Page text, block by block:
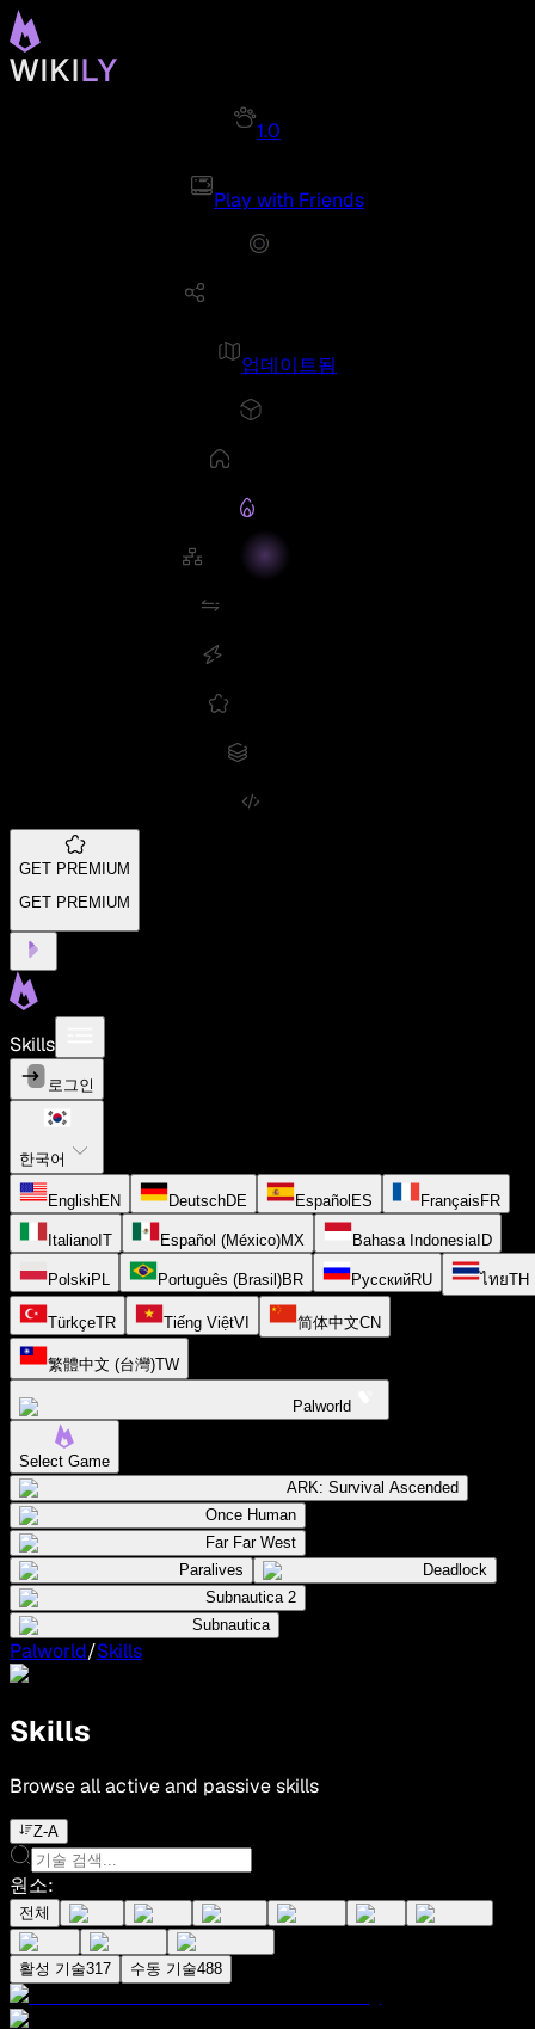
1.0
Play with Friends
업데이트됨
GET PREMIUM
GET PREMIUM
Skills
로그인
한국어
EnglishEN DeutschDE EspañolES FrançaisFR
ItalianoIT Español (México)MX Bahasa IndonesiaID
PolskiPL Português (Brasil)BR РусскийRU ไทยTH
TürkçeTR Tiếng ViệtVI 简体中文CN
繁體中文 (台灣)TW
Palworld
Select Game
ARK: Survival Ascended
Once Human
Far Far West
Paralives
Deadlock
Subnautica 2
Subnautica
Palworld/Skills
Skills
Browse all active and passive skills
Z-A
원소:
전체
활성 기술317 수동 기술488